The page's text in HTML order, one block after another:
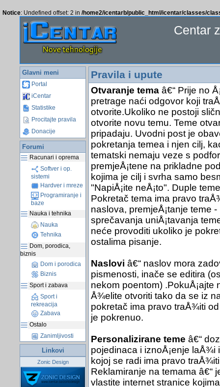
Notice: Undefined offset: 2 in /home2/icentarb/public_html/icentar/classes/
Centar
Glavni meni
Portal
iCentar
Statistike
Procitajte pravila
Donacije
Forumi
Racunari i oprema
Softver i op.
sistemi
Hardver i mreze
Programiranje i
baze
Nauka i tehnika
Nauka
Tehnika
Dom, porodica,
biznis
Dom i porodica
Biznis
Sport i zabava
Sport i
rekreacija
Zabava
Ostalo
Zanimljivosti
Linkovi
Zonic Design
Pravila i upute
Otvaranje temaâ€“ Prije no
pretrage naći odgovor koji
otvorite.Ukoliko ne postoji
otvorite novu temu. Teme
pripadaju. Uvodni post je
pokretanja temea i njen cilj,
tematski nemaju veze s
premjeÅ¡tene na prikladne
kojima je cilj i svrha samo
"NapiÅ¡ite neÅ¡to". Duple
Pokretač tema ima pravo
naslova, premjeÅ¡tanje teme
sprečavanja uniÅ¡tavanja
neće provoditi ukoliko je
ostalima pisanje.
Naslovi â€“ naslov mora
pismenosti, inače se editira
nekom poentom) .PokuÅ¡ajte
Å¾elite otvoriti tako da se iz
pokretač ima pravo traÅ¾iti
je pokrenuo.
Personalizirane teme â€“
pojedinaca i iznoÅ¡enje laÅ¾i
kojoj se radi ima pravo
Reklamiranje na temama â€“
vlastite internet stranice